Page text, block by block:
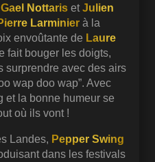
Gael Nottariset Julien
Larminier à la
envoûtante de Laure
fait bouger les doigts,
surprendre avec des airs
wap doo wap”. Avec
et la bonne humeur se
où ils vont !
Landes, Pepper Swing
dans les festivals